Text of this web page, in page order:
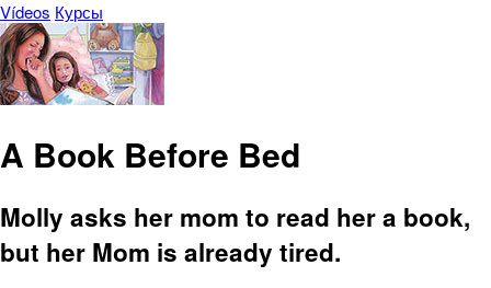
Vídeos Курсы
A Book Before Bed
Molly asks her mom to read her a book,
but her Mom is already tired.